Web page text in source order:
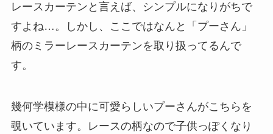
レースカーテンと言えば、シンプルになりがちで
すよね…。しかし、ここではなんと「プーさん」
柄のミラーレースカーテンを取り扱ってるんで
す。
幾何学模様の中に可愛らしいプーさんがこちらを
覗いています。レースの柄なので子供っぽくなり